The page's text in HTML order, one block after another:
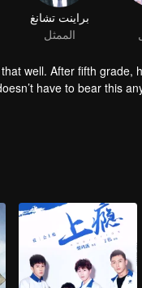
براينت تشانغ
الممثل
well. After fifth
have to bear this
in the PK contest
because of cramp.